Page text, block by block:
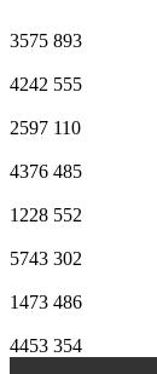
3575 893
4242 555
2597 110
4376 485
1228 552
5743 302
1473 486
4453 354